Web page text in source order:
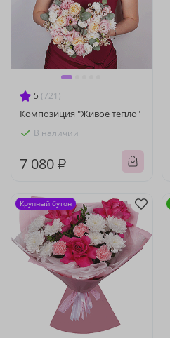
5 (721)
Композиция "Живое тепло"
В наличии
7 080 ₽
Крупный бутон